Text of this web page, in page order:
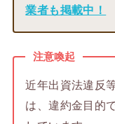
業者も掲載中！
注意喚起
近年出資法違反
は、違約金目的